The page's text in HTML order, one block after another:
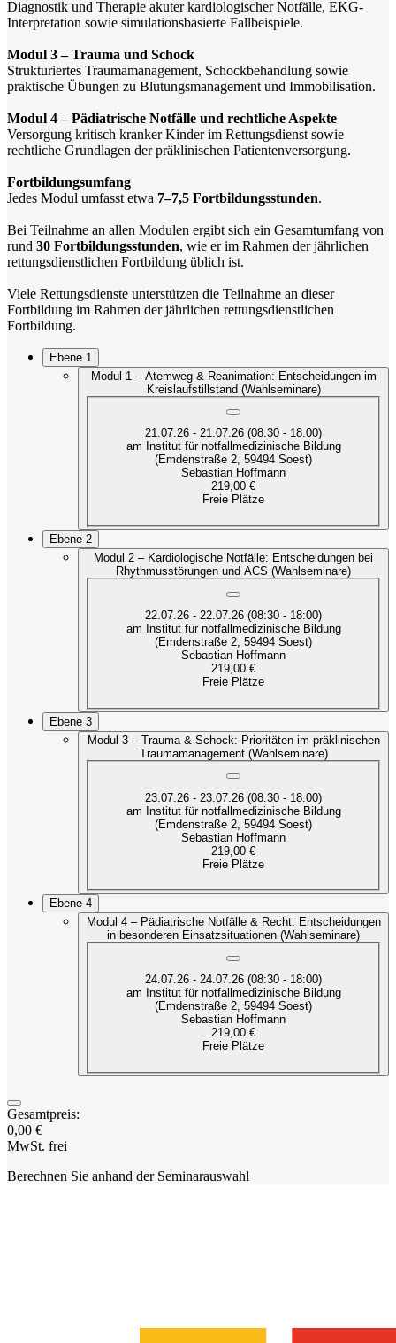
Diagnostik und Therapie akuter kardiologischer Notfälle, EKG-
Interpretation sowie simulationsbasierte Fallbeispiele.
Modul 3 – Trauma und Schock
Strukturiertes Traumamanagement, Schockbehandlung sowie
praktische Übungen zu Blutungsmanagement und Immobilisation.
Modul 4 – Pädiatrische Notfälle und rechtliche Aspekte
Versorgung kritisch kranker Kinder im Rettungsdienst sowie
rechtliche Grundlagen der präklinischen Patientenversorgung.
Fortbildungsumfang
Jedes Modul umfasst etwa 7–7,5 Fortbildungsstunden.
Bei Teilnahme an allen Modulen ergibt sich ein Gesamtumfang von
rund 30 Fortbildungsstunden, wie er im Rahmen der jährlichen
rettungsdienstlichen Fortbildung üblich ist.
Viele Rettungsdienste unterstützen die Teilnahme an dieser
Fortbildung im Rahmen der jährlichen rettungsdienstlichen
Fortbildung.
Ebene 1
Modul 1 – Atemweg & Reanimation: Entscheidungen im
Kreislaufstillstand (Wahlseminare)
21.07.26 - 21.07.26 (08:30 - 18:00)
am Institut für notfallmedizinische Bildung
(Emdenstraße 2, 59494 Soest)
Sebastian Hoffmann
219,00 €
Freie Plätze
Ebene 2
Modul 2 – Kardiologische Notfälle: Entscheidungen bei
Rhythmusstörungen und ACS (Wahlseminare)
22.07.26 - 22.07.26 (08:30 - 18:00)
am Institut für notfallmedizinische Bildung
(Emdenstraße 2, 59494 Soest)
Sebastian Hoffmann
219,00 €
Freie Plätze
Ebene 3
Modul 3 – Trauma & Schock: Prioritäten im präklinischen
Traumamanagement (Wahlseminare)
23.07.26 - 23.07.26 (08:30 - 18:00)
am Institut für notfallmedizinische Bildung
(Emdenstraße 2, 59494 Soest)
Sebastian Hoffmann
219,00 €
Freie Plätze
Ebene 4
Modul 4 – Pädiatrische Notfälle & Recht: Entscheidungen
in besonderen Einsatzsituationen (Wahlseminare)
24.07.26 - 24.07.26 (08:30 - 18:00)
am Institut für notfallmedizinische Bildung
(Emdenstraße 2, 59494 Soest)
Sebastian Hoffmann
219,00 €
Freie Plätze
Gesamtpreis:
0,00 €
MwSt. frei
Berechnen Sie anhand der Seminarauswahl